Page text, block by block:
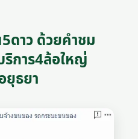
ดาว ด้วยคำชม
ริการ4ล้อใหญ่
ยุธยา